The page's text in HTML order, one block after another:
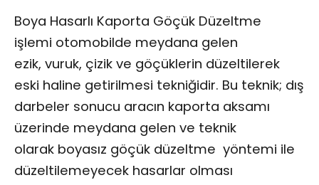
Boya Hasarlı Kaporta Göçük Düzeltme
işlemi otomobilde meydana gelen
ezik, vuruk, çizik ve göçüklerin düzeltilerek
eski haline getirilmesi tekniğidir. Bu teknik; dış
darbeler sonucu aracın kaporta aksamı
üzerinde meydana gelen ve teknik
olarak boyasız göçük düzeltme yöntemi ile
düzeltilemeyecek hasarlar olması